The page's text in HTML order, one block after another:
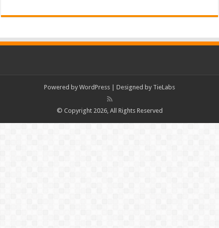
Powered by WordPress | Designed by TieLabs
© Copyright 2026, All Rights Reserved